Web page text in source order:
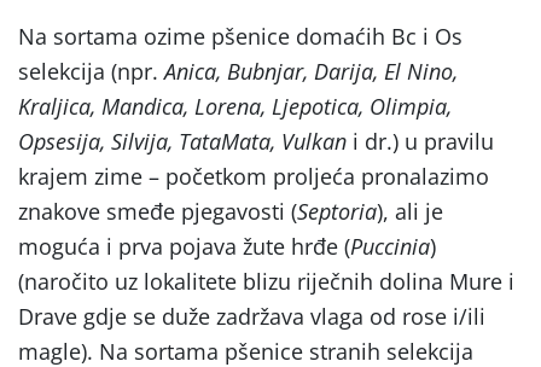
Na sortama ozime pšenice domaćih Bc i Os
selekcija (npr.Anica, Bubnjar, Darija, El Nino,
Kraljica, Mandica, Lorena, Ljepotica, Olimpia,
Opsesija, Silvija, TataMata, Vulkan i dr.) u pravilu
krajem zime – početkom proljeća pronalazimo
znakove smeđe pjegavosti (Septoria), ali je
moguća i prva pojava žute hrđe (Puccinia)
(naročito uz lokalitete blizu riječnih dolina Mure i
Drave gdje se duže zadržava vlaga od rose i/ili
magle). Na sortama pšenice stranih selekcija